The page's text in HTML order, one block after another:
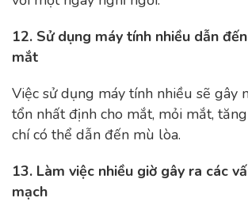
12. Sử dụng máy tính nhiều dẫn
mắt
Việc sử dụng máy tính nhiều sẽ gây
tổn nhất định cho mắt, mỏi mắt,
chí có thể dẫn đến mù lòa.
13. Làm việc nhiều giờ gây ra các
mạch